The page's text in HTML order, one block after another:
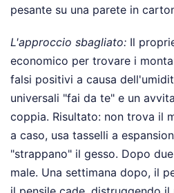
pesante su una parete in
L'approccio sbagliato: Il
economico per trovare i
falsi positivi a causa
universali "fai da te" e un
coppia. Risultato: non trova il
a caso, usa tasselli a
"strappano" il gesso. Dopo
male. Una settimana dopo, il